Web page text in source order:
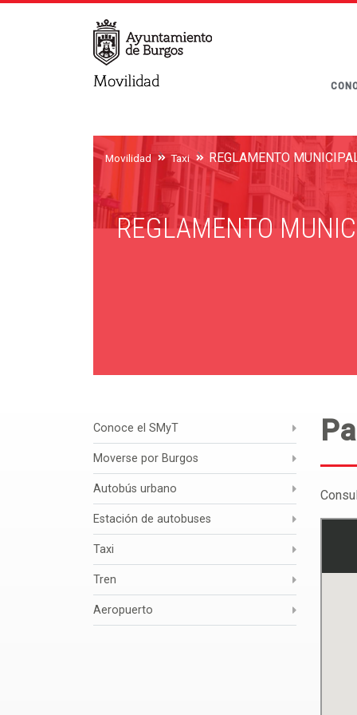
Movilidad Taxi
REGLAMENTO
Conoce el SMyT
Moverse por Burgos
Autobús urbano
Estación de autobuses
Taxi
Tren
Aeropuerto